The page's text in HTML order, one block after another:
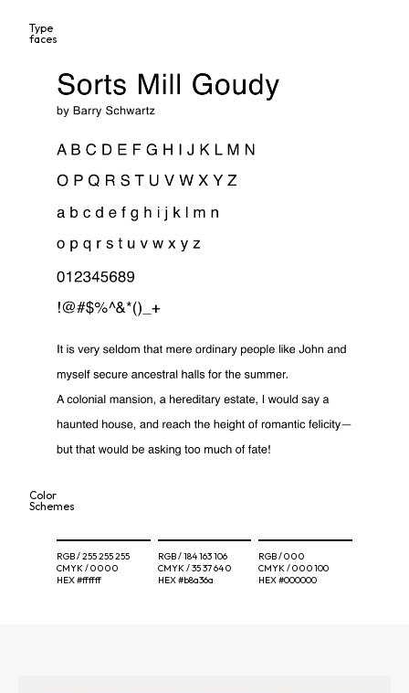
Type
faces
Color
Schemes
RGB /255 255 255
CMYK /0 0 0 0
HEX#ffffff
RGB /184 163 106
CMYK /35 37 64 0
HEX#b8a36a
RGB /0 0 0
CMYK /0 0 0 100
HEX#000000